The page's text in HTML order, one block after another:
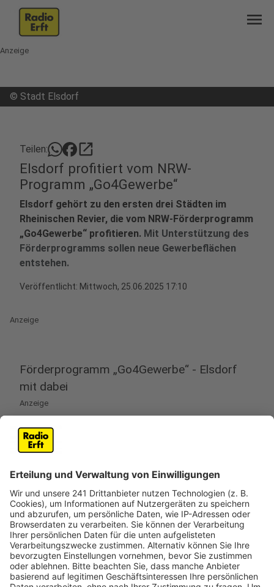
menu
Anzeige
© Stadt Elsdorf
Teilen: open_in_new
Elsdorf profitiert vom NRW-
Programm „Go4Gewerbe“
Elsdorf gehört zu den ersten drei Städten im
Rheinischen Revier, die vom NRW-Förderprogramm
„Go4Gewerbe“ profitieren. Mit Unterstützung des
Förderprogramms sollen neue Gewerbeflächen
entstehen.
Veröffentlicht: Mittwoch, 25.06.2025 17:10
Anzeige
Förderprogramm „Go4Gewerbe“ - Elsdorf
mit dabei
Anzeige
Elsdorf gehört zu den ersten drei Städten im
„Go4Gewerbe“ des Landes Nordrhein-Westfalen
profitieren. Ziel des Programms ist es, neue
Gewerbeflächen zu schaffen und damit Arbeitsplätze
in der Region zu sichern. Für Elsdorf bedeutet dies
konkrete Unterstützung bei der Entwicklung neuer
Gewerbeflächen – von der Planung über die
Erschließung bis hin zur Vermarktung. Bürgermeister
Andreas Heller bezeichnet das Programm als große